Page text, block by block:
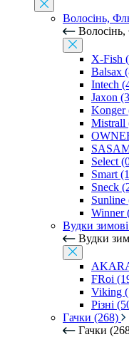
Волосінь,
X-Fish
Balsax
Intech
Jaxon
Konger
Mistrall
Select
Smart
Sneck
Sunline
Winner
Вудки
Вудки
FRoi
Viking
Різні
Гачки (268)
Гачки